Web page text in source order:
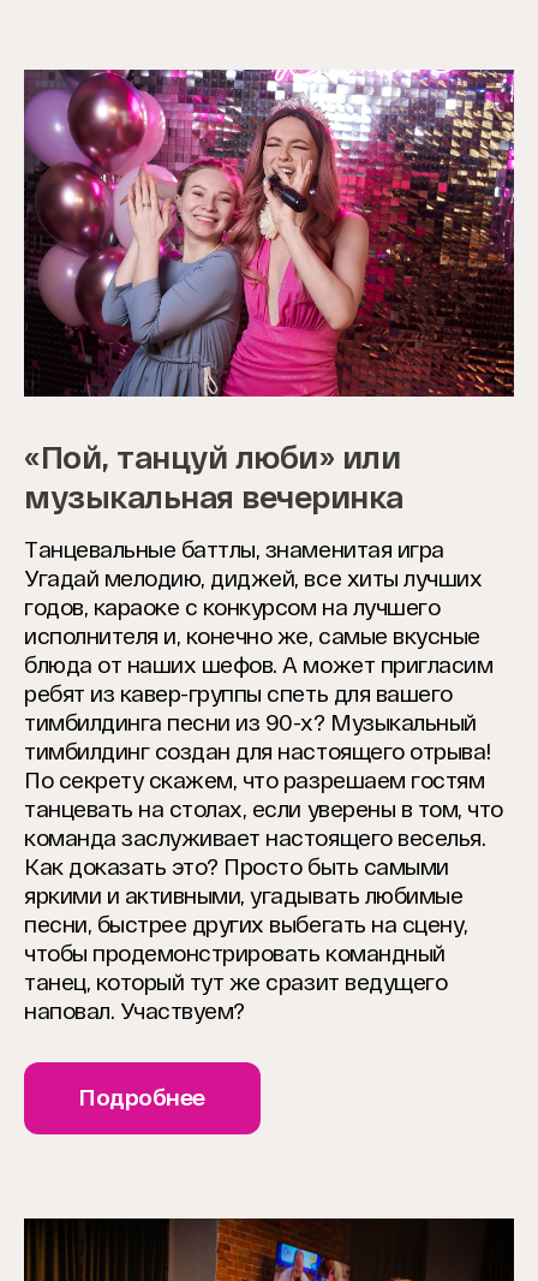
«Пой, танцуй люби» или
музыкальная вечеринка
Танцевальные баттлы, знаменитая игра
Угадай мелодию, диджей, все хиты лучших
годов, караоке с конкурсом на лучшего
исполнителя и, конечно же, самые вкусные
блюда от наших шефов. А может пригласим
ребят из кавер-группы спеть для вашего
тимбилдинга песни из 90-х? Музыкальный
тимбилдинг создан для настоящего отрыва!
По секрету скажем, что разрешаем гостям
танцевать на столах, если уверены в том, что
команда заслуживает настоящего веселья.
Как доказать это? Просто быть самыми
яркими и активными, угадывать любимые
песни, быстрее других выбегать на сцену,
чтобы продемонстрировать командный
танец, который тут же сразит ведущего
наповал. Участвуем?
Подробнее